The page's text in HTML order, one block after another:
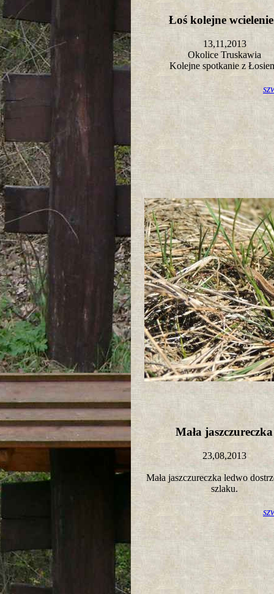
Łoś kolejne
13,11,2013
Okolice Truskawia
Kolejne spotkanie z
Mała
23,08,2013
Mała jaszczureczka ledwo
szlaku.